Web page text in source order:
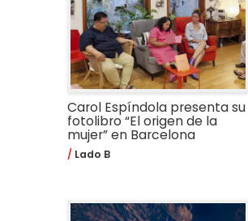
Carol Espíndola presenta su
fotolibro “El origen de la
mujer” en Barcelona
Lado B